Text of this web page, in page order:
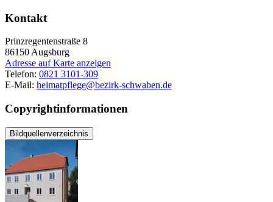
Kontakt
Prinzregentenstraße 8
86150Augsburg
Adresse auf Karte anzeigen
Telefon: 0821 3101-309
E-Mail: heimatpflege@bezirk-schwaben.de
Copyrightinformationen
Bildquellenverzeichnis